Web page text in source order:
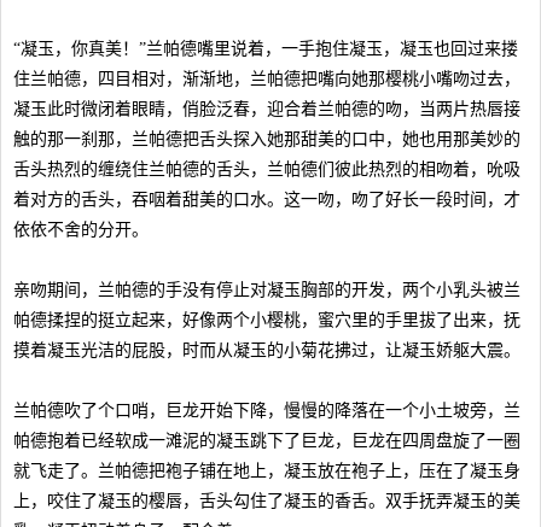
“凝玉，你真美！”兰帕德嘴里说着，一手抱住凝玉，凝玉也回过来搂
住兰帕德，四目相对，渐渐地，兰帕德把嘴向她那樱桃小嘴吻过去，
凝玉此时微闭着眼睛，俏脸泛春，迎合着兰帕德的吻，当两片热唇接
触的那一刹那，兰帕德把舌头探入她那甜美的口中，她也用那美妙的
舌头热烈的缠绕住兰帕德的舌头，兰帕德们彼此热烈的相吻着，吮吸
着对方的舌头，吞咽着甜美的口水。这一吻，吻了好长一段时间，才
依依不舍的分开。
亲吻期间，兰帕德的手没有停止对凝玉胸部的开发，两个小乳头被兰
帕德揉捏的挺立起来，好像两个小樱桃，蜜穴里的手里拔了出来，抚
摸着凝玉光洁的屁股，时而从凝玉的小菊花拂过，让凝玉娇躯大震。
兰帕德吹了个口哨，巨龙开始下降，慢慢的降落在一个小土坡旁，兰
帕德抱着已经软成一滩泥的凝玉跳下了巨龙，巨龙在四周盘旋了一圈
就飞走了。兰帕德把袍子铺在地上，凝玉放在袍子上，压在了凝玉身
上，咬住了凝玉的樱唇，舌头勾住了凝玉的香舌。双手抚弄凝玉的美